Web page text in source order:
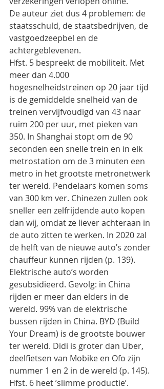
De auteur ziet dus 4 problemen: de
staatsschuld, de staatsbedrijven, de
vastgoedzeepbel en de
achtergeblevenen.
Hfst. 5 bespreekt de mobiliteit. Met
meer dan 4.000
hogesnelheidstreinen op 20 jaar tijd
is de gemiddelde snelheid van de
treinen vervijfvoudigd van 43 naar
ruim 200 per uur, met pieken van
350. In Shanghai stopt om de 90
seconden een snelle trein en in elk
metrostation om de 3 minuten een
metro in het grootste metronetwerk
ter wereld. Pendelaars komen soms
van 300 km ver. Chinezen zullen ook
sneller een zelfrijdende auto kopen
dan wij, omdat ze liever achteraan in
de auto zitten te werken. In 2020 zal
de helft van de nieuwe auto’s zonder
chauffeur kunnen rijden (p. 139).
Elektrische auto’s worden
gesubsidieerd. Gevolg: in China
rijden er meer dan elders in de
wereld. 99% van de elektrische
bussen rijden in China. BYD (Build
Your Dream) is de grootste bouwer
ter wereld. Didi is groter dan Uber,
deelfietsen van Mobike en Ofo zijn
nummer 1 en 2 in de wereld (p. 145).
Hfst. 6 heet ’slimme productie’.